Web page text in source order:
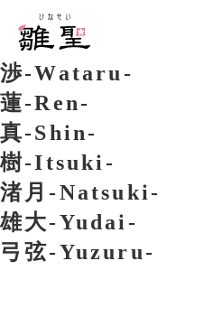
渉-Wataru-
蓮-Ren-
真-Shin-
樹-Itsuki-
渚月-Natsuki-
雄大-Yudai-
弓弦-Yuzuru-